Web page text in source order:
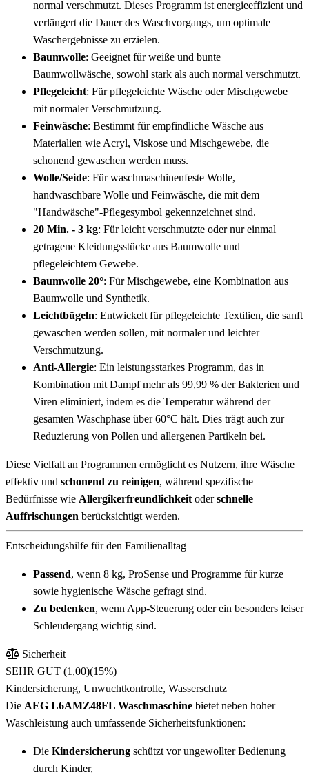
normal verschmutzt. Dieses Programm ist energieeffizient und
verlängert die Dauer des Waschvorgangs, um optimale
Waschergebnisse zu erzielen.
Baumwolle: Geeignet für weiße und bunte
Baumwollwäsche, sowohl stark als auch normal verschmutzt.
Pflegeleicht: Für pflegeleichte Wäsche oder Mischgewebe
mit normaler Verschmutzung.
Feinwäsche: Bestimmt für empfindliche Wäsche aus
Materialien wie Acryl, Viskose und Mischgewebe, die
schonend gewaschen werden muss.
Wolle/Seide: Für waschmaschinenfeste Wolle,
handwaschbare Wolle und Feinwäsche, die mit dem
"Handwäsche"-Pflegesymbol gekennzeichnet sind.
20 Min. - 3 kg: Für leicht verschmutzte oder nur einmal
getragene Kleidungsstücke aus Baumwolle und
pflegeleichtem Gewebe.
Baumwolle 20°: Für Mischgewebe, eine Kombination aus
Baumwolle und Synthetik.
Leichtbügeln: Entwickelt für pflegeleichte Textilien, die sanft
gewaschen werden sollen, mit normaler und leichter
Verschmutzung.
Anti-Allergie: Ein leistungsstarkes Programm, das in
Kombination mit Dampf mehr als 99,99 % der Bakterien und
Viren eliminiert, indem es die Temperatur während der
gesamten Waschphase über 60°C hält. Dies trägt auch zur
Reduzierung von Pollen und allergenen Partikeln bei.
Diese Vielfalt an Programmen ermöglicht es Nutzern, ihre Wäsche
effektiv und schonend zu reinigen, während spezifische
Bedürfnisse wie Allergikerfreundlichkeit oderschnelle
Auffrischungen berücksichtigt werden.
Entscheidungshilfe für den Familienalltag
Passend, wenn 8 kg, ProSense und Programme für kurze
sowie hygienische Wäsche gefragt sind.
Zu bedenken, wenn App-Steuerung oder ein besonders leiser
Schleudergang wichtig sind.
Sicherheit
SEHR GUT (1,00)(15%)
Kindersicherung, Unwuchtkontrolle, Wasserschutz
Die AEG L6AMZ48FL Waschmaschine bietet neben hoher
Waschleistung auch umfassende Sicherheitsfunktionen:
Die Kindersicherung schützt vor ungewollter Bedienung
durch Kinder,